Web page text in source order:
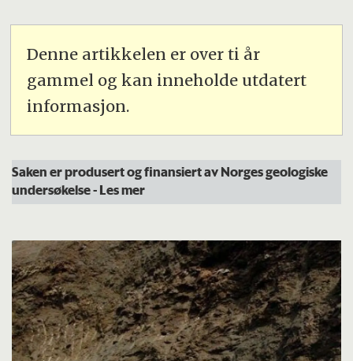
Denne artikkelen er over ti år
gammel og kan inneholde utdatert
informasjon.
Saken er produsert og finansiert av Norges geologiske
undersøkelse- Les mer